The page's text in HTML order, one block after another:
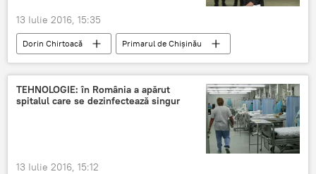
13 Iulie 2016, 15:35
Dorin Chirtoacă
Primarul de Chişinău
Amendă
Poliție
Încălcare
Circulația rutieră
TEHNOLOGIE: în România a apărut
spitalul care se dezinfectează singur
13 Iulie 2016, 15:12